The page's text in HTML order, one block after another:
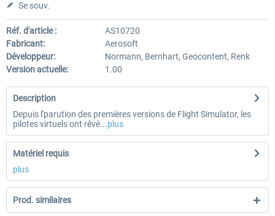
Se souv.
Réf. d'article :
AS10720
Fabricant:
Aerosoft
Développeur:
Normann, Bernhart, Geocontent, Renk
Version actuelle:
1.00
Description
Depuis l'parution des premières versions de Flight Simulator, les
pilotes virtuels ont rêvé...plus
Matériel requis
plus
Prod. similaires